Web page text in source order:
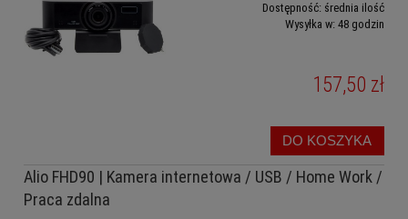
Dostępność: średnia ilość
Wysyłka w: 48 godzin
157,50 zł
DO KOSZYKA
Alio FHD90 | Kamera internetowa / USB / Home Work /
Praca zdalna